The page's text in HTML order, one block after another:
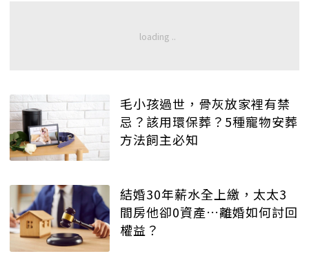
毛小孩過世，骨灰放家裡有禁
忌？該用環保葬？5種寵物安葬
方法飼主必知
結婚30年薪水全上繳，太太3
間房他卻0資產…離婚如何討回
權益？